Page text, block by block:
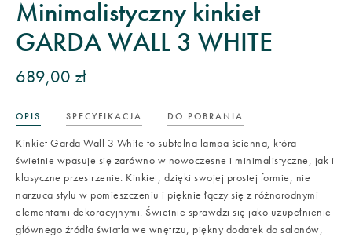
Minimalistyczny kinkiet
GARDA WALL 3 WHITE
689,00 zł
OPIS SPECYFIKACJA DO POBRANIA
Kinkiet Garda Wall 3 White to subtelna lampa ścienna, która
świetnie wpasuje się zarówno w nowoczesne i minimalistyczne, jak i
klasyczne przestrzenie. Kinkiet, dzięki swojej prostej formie, nie
narzuca stylu w pomieszczeniu i pięknie łączy się z różnorodnymi
elementami dekoracyjnymi. Świetnie sprawdzi się jako uzupełnienie
głównego źródła światła we wnętrzu, piękny dodatek do salonów,